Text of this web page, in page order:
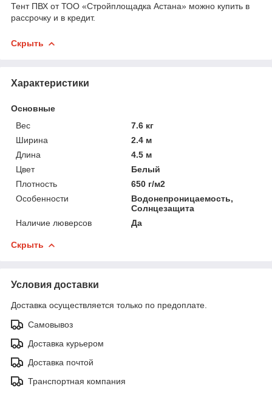
Тент ПВХ от ТОО «Стройплощадка Астана» можно купить в
рассрочку и в кредит.
Скрыть
Характеристики
Основные
Вес
7.6 кг
Ширина
2.4 м
Длина
4.5 м
Цвет
Белый
Плотность
650 г/м2
Особенности
Водонепроницаемость,
Солнцезащита
Наличие люверсов
Да
Скрыть
Условия доставки
Доставка осуществляется только по предоплате.
Самовывоз
Доставка курьером
Доставка почтой
Транспортная компания